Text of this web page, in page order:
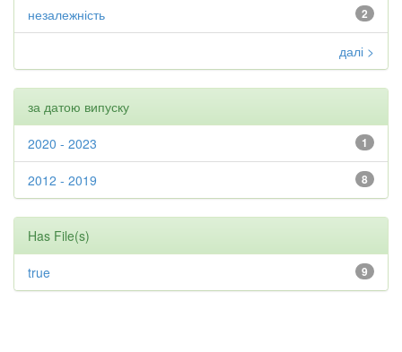
2
незалежність
далі >
за датою випуску
1
2020 - 2023
8
2012 - 2019
Has File(s)
9
true